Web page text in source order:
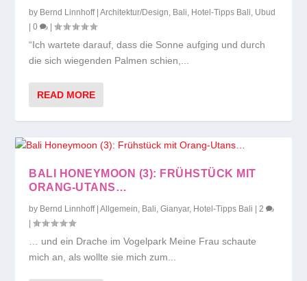
by Bernd Linnhoff|Architektur/Design, Bali, Hotel-Tipps Bali, Ubud
|0 |
“Ich wartete darauf, dass die Sonne aufging und durch
die sich wiegenden Palmen schien,...
READ MORE
BALI HONEYMOON (3): FRÜHSTÜCK MIT
ORANG-UTANS…
by Bernd Linnhoff|Allgemein, Bali,Gianyar, Hotel-Tipps Bali |2
|
… und ein Drache im Vogelpark Meine Frau schaute
mich an, als wollte sie mich zum...